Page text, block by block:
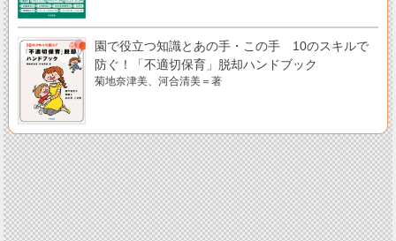
園で役立つ知識とあの手・この手 10のスキルで
防ぐ！「不適切保育」脱却ハンドブック
菊地奈津美、河合清美＝著